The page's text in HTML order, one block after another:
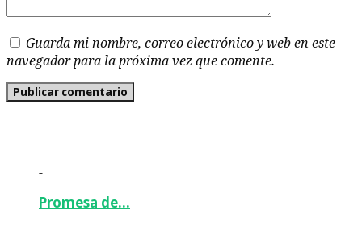
Guarda mi nombre, correo electrónico y web en este
navegador para la próxima vez que comente.
-
Promesa de…